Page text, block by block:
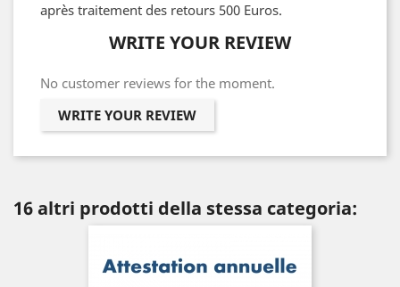
après traitement des retours 500 Euros.
WRITE YOUR REVIEW
No customer reviews for the moment.
WRITE YOUR REVIEW
16 altri prodotti della stessa categoria: